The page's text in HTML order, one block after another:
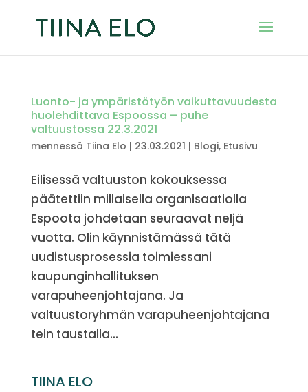
Luonto- ja ympäristötyön vaikuttavuudesta
huolehdittava Espoossa – puhe
valtuustossa 22.3.2021
mennessä Tiina Elo | 23.03.2021 | Blogi, Etusivu
Eilisessä valtuuston kokouksessa
päätettiin millaisella organisaatiolla
Espoota johdetaan seuraavat neljä
vuotta. Olin käynnistämässä tätä
uudistusprosessia toimiessani
kaupunginhallituksen
varapuheenjohtajana. Ja
valtuustoryhmän varapuheenjohtajana
tein taustalla...
TIINA ELO